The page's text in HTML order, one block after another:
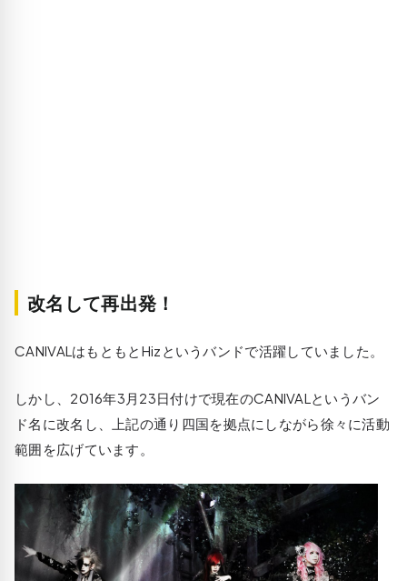
改名して再出発！
CANIVALはもともとHizというバンドで活躍していました。
しかし、2016年3月23日付けで現在のCANIVALというバン
ド名に改名し、上記の通り四国を拠点にしながら徐々に活動
範囲を広げています。